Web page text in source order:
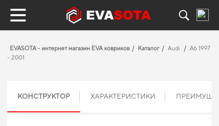
EVASOTA - интернет магазин EVA ковриков Каталог Audi
A6 1997
- 2001
КОНСТРУКТОР ХАРАКТЕРИСТИКИ